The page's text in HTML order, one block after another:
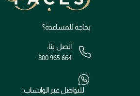
بحاجة للمساعدة؟
اتصل بنا:
800 965 664
للتواصل عبر الواتساب: